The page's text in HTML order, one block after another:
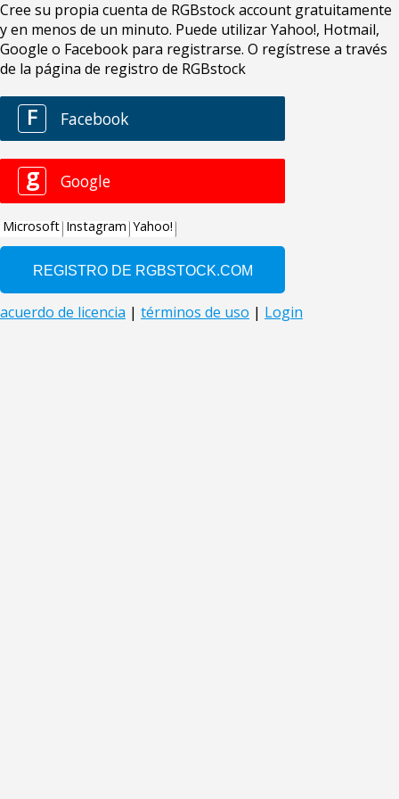
Cree su propia cuenta de RGBstock account gratuitamente
y en menos de un minuto. Puede utilizar Yahoo!, Hotmail,
Google o Facebook para registrarse. O regístrese a través
de la página de registro de RGBstock
F Facebook
g Google
Microsoft Instagram Yahoo!
acuerdo de licencia | términos de uso | Login